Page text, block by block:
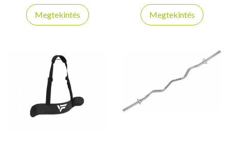
használathoz! Ingyenes
gyakorlati videót biztosítunk a
Megtekintés
rudakat, a kétkezes rudakat és
több súlytárcsát a rögzítő
Megtekintés